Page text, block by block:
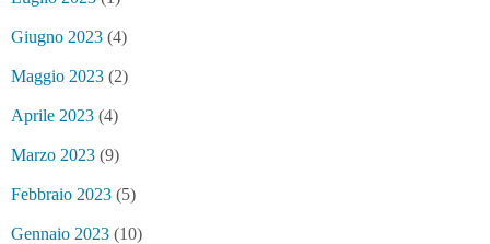
Giugno 2023 (4)
Maggio 2023 (2)
Aprile 2023 (4)
Marzo 2023 (9)
Febbraio 2023 (5)
Gennaio 2023 (10)